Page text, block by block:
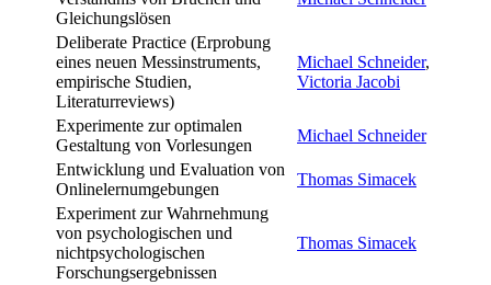
Gleichungslösen
Deliberate Practice (Erprobung
eines neuen Messinstruments,
empirische Studien,
Literaturreviews)
Michael Schneider,
Victoria Jacobi
Experimente zur optimalen
Gestaltung von Vorlesungen
Michael Schneider
Entwicklung und Evaluation von
Onlinelernumgebungen
Thomas Simacek
Experiment zur Wahrnehmung
von psychologischen und
nichtpsychologischen
Forschungsergebnissen
Thomas Simacek